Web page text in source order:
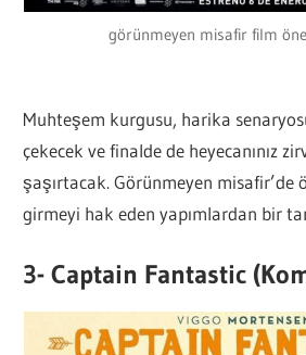
görünmeyen misafir film
Muhteşem kurgusu, harika
çekecek ve finalde de heyecanınız
şaşırtacak. Görünmeyen misafir’de
girmeyi hak eden yapımlardan bir
3- Captain Fantastic